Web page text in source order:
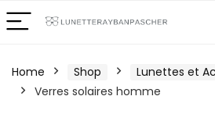
Home Shop
Lunettes et
Verres solaires homme